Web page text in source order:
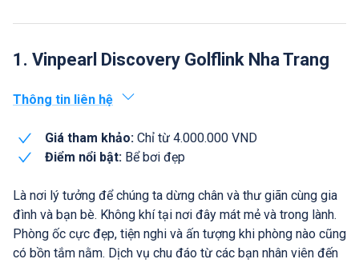
1. Vinpearl Discovery Golflink Nha Trang
Thông tin liên hệ
Giá tham khảo: Chỉ từ 4.000.000 VND
Điểm nổi bật: Bể bơi đẹp
Là nơi lý tưởng để chúng ta dừng chân và thư giãn cùng gia
đình và bạn bè. Không khí tại nơi đây mát mẻ và trong lành.
Phòng ốc cực đẹp, tiện nghi và ấn tượng khi phòng nào cũng
có bồn tắm nằm. Dịch vụ chu đáo từ các bạn nhân viên đến